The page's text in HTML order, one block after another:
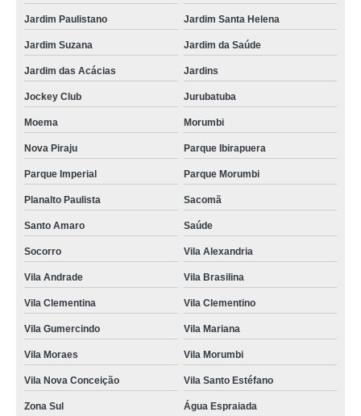
Jardim Paulistano Jardim Santa Helena
Jardim Suzana Jardim da Saúde
Jardim das Acácias Jardins
Jockey Club Jurubatuba
Moema Morumbi
Nova Piraju Parque Ibirapuera
Parque Imperial Parque Morumbi
Planalto Paulista Sacomã
Santo Amaro Saúde
Socorro Vila Alexandria
Vila Andrade Vila Brasilina
Vila Clementina Vila Clementino
Vila Gumercindo Vila Mariana
Vila Moraes Vila Morumbi
Vila Nova Conceição Vila Santo Estéfano
Zona Sul Água Espraiada